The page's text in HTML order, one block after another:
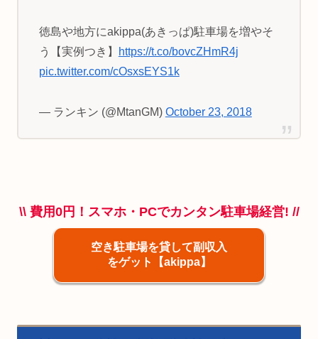
徳島や地方にakippa(あきっぱ)駐車場を増やそ
う【実例つき】
https://t.co/bovcZHmR4j
pic.twitter.com/cOsxsEYS1k
— ランキン (@MtanGM) October 23, 2018
\\ 費用0円！スマホ・PCでカンタン駐車場経営! //
空き駐車場を貸して副収入
をゲット【akippa】